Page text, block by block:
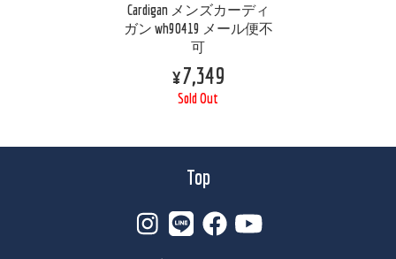
Cardigan メンズカーディ
ガン wh90419 メール便不
可
¥7,349
Sold Out
Top